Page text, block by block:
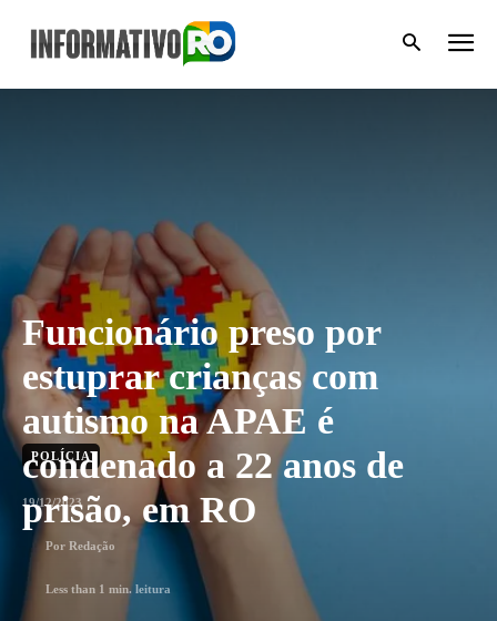
Funcionário preso por
estuprar crianças com
autismo na APAE é
condenado a 22 anos de
prisão, em RO
POLÍCIA
19/12/2023
Por Redação
Less than 1 min. leitura